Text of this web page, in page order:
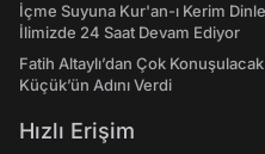
İçme Suyuna Kur'an-ı Kerim
İlimizde 24 Saat Devam Ediyor
Fatih Altaylı’dan Çok
Küçük’ün Adını Verdi
Hızlı Erişim